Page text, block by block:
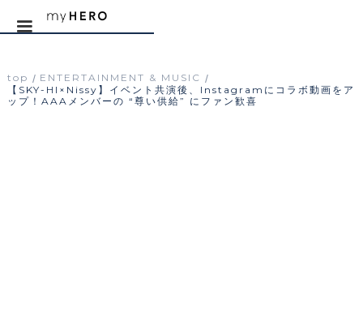
top / ENTERTAINMENT & MUSIC /
【SKY-HI×Nissy】イベント共演後、Instagramにコラボ動画をア
ップ！AAAメンバーの “尊い供給” にファン歓喜